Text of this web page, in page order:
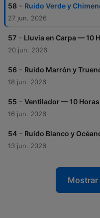
58 - Ruido Verde y
27 jun. 2026
57 - Lluvia en Carpa — 10
20 jun. 2026
56 - Ruido Marrón y
18 jun. 2026
55 - Ventilador — 10
16 jun. 2026
54 - Ruido Blanco y
13 jun. 2026
Mostrar